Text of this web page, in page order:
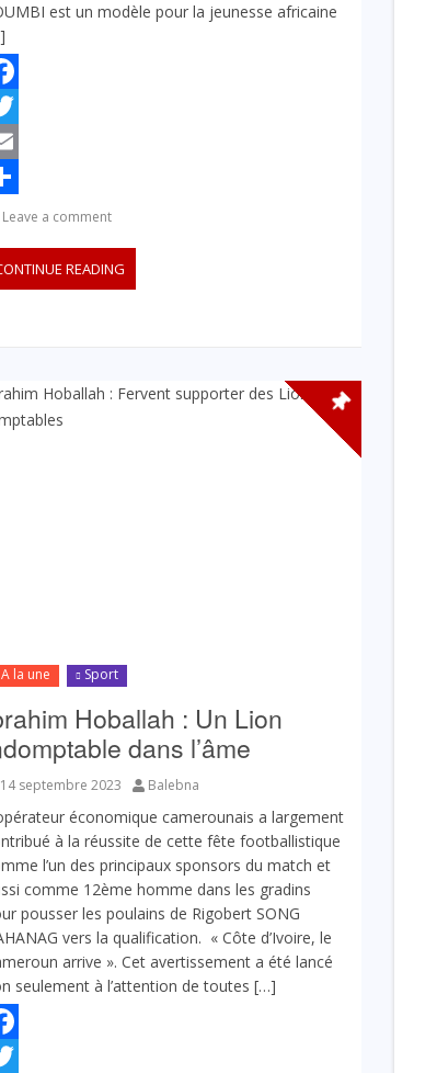
est un modèle pour la jeunesse africaine
Leave a comment
READING
A la une Sport
Hoballah : Un Lion
dans l’âme
14 septembre 2023 Balebna
économique camerounais a largement
à la réussite de cette fête footballistique
l’un des principaux sponsors du match et
comme 12ème homme dans les gradins
pousser les poulains de Rigobert SONG
vers la qualification. « Côte d’Ivoire, le
arrive ». Cet avertissement a été lancé
seulement à l’attention de toutes […]